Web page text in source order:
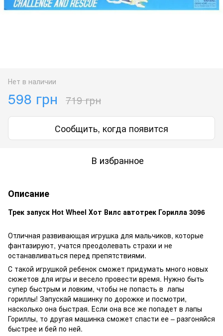
Нет в наличии
598 грн 719 грн
Сообщить, когда появится
В избранное
Описание
Трек запуск Hot Wheel Хот Вилс автотрек Горилла 3096
Отличная развивающая игрушка для мальчиков, которые
фантазируют, учатся преодолевать страхи и не
останавливаться перед препятствиями.
С такой игрушкой ребенок сможет придумать много новых
сюжетов для игры и весело провести время. Нужно быть
супер быстрым и ловким, чтобы не попасть в лапы
гориллы! Запускай машинку по дорожке и посмотри,
насколько она быстрая. Если она все же попадет в лапы
Гориллы, то другая машинка сможет спасти ее – разгоняйся
быстрее и бей по ней.